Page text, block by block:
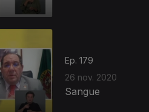
Ep. 179
26 nov. 2020
Sangue